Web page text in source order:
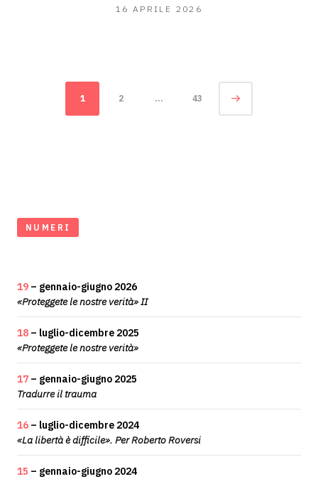
16 APRILE 2026
Navigazione
1 Pagina
2 … 43
NUMERI
19 – gennaio-giugno 2026
«Proteggete le nostre verità» II
18 – luglio-dicembre 2025
«Proteggete le nostre verità»
17 – gennaio-giugno 2025
Tradurre il trauma
16 – luglio-dicembre 2024
«La libertà è difficile». Per Roberto Roversi
15 – gennaio-giugno 2024